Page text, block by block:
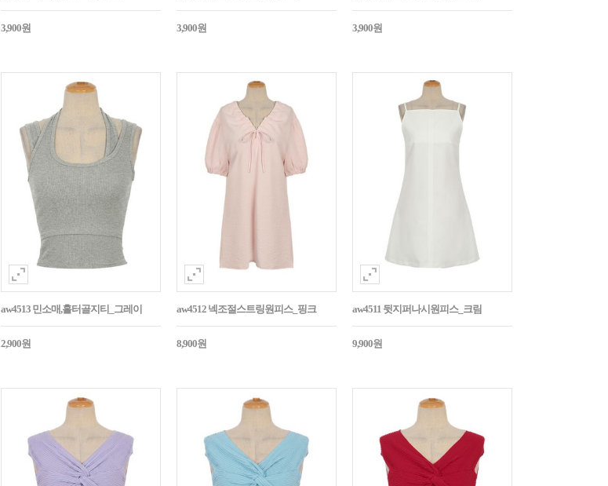
3,900원 3,900원 3,900원
aw4513 민소매,홀터골지티_그레이
2,900원
aw4512 넥조절스트링원피스_핑크
8,900원
aw4511 뒷지퍼나시원피스_크림
9,900원